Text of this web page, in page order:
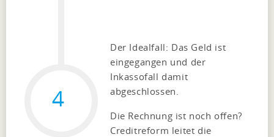
4
Der Idealfall: Das Geld ist
eingegangen und der
Inkassofall damit
abgeschlossen.
Die Rechnung ist noch offen?
Creditreform leitet die